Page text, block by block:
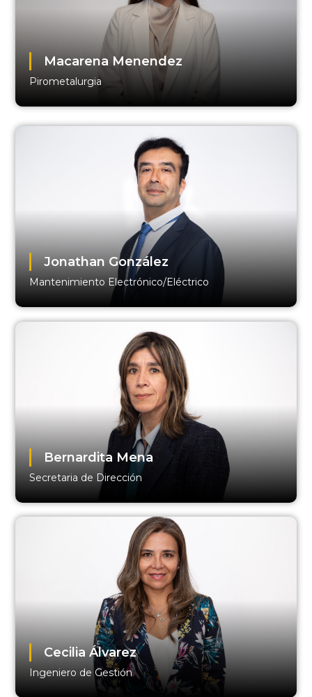
Macarena Menendez
Pirometalurgia
Jonathan González
Mantenimiento Electrónico/Eléctrico
Bernardita Mena
Secretaria de Dirección
Cecilia Álvarez
Ingeniero de Gestión